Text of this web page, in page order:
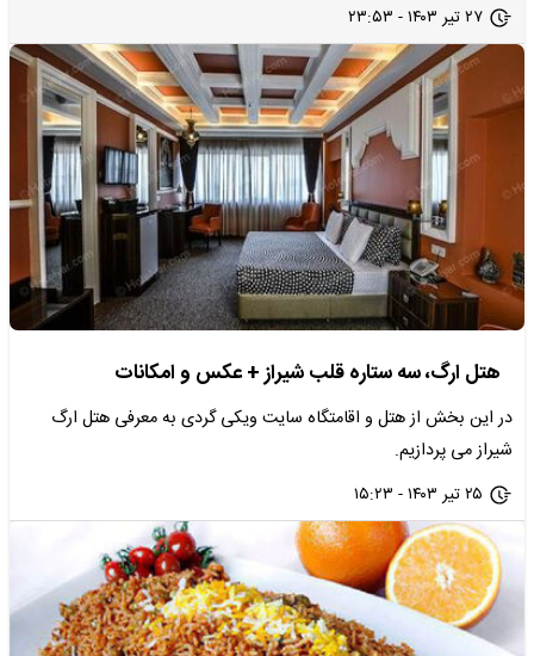
۲۷ تیر ۱۴۰۳ - ۲۳:۵۳
هتل ارگ، سه ستاره قلب شیراز + عکس و امکانات
در این بخش از هتل و اقامتگاه سایت ویکی گردی به معرفی هتل ارگ
شیراز می پردازیم.
۲۵ تیر ۱۴۰۳ - ۱۵:۲۳